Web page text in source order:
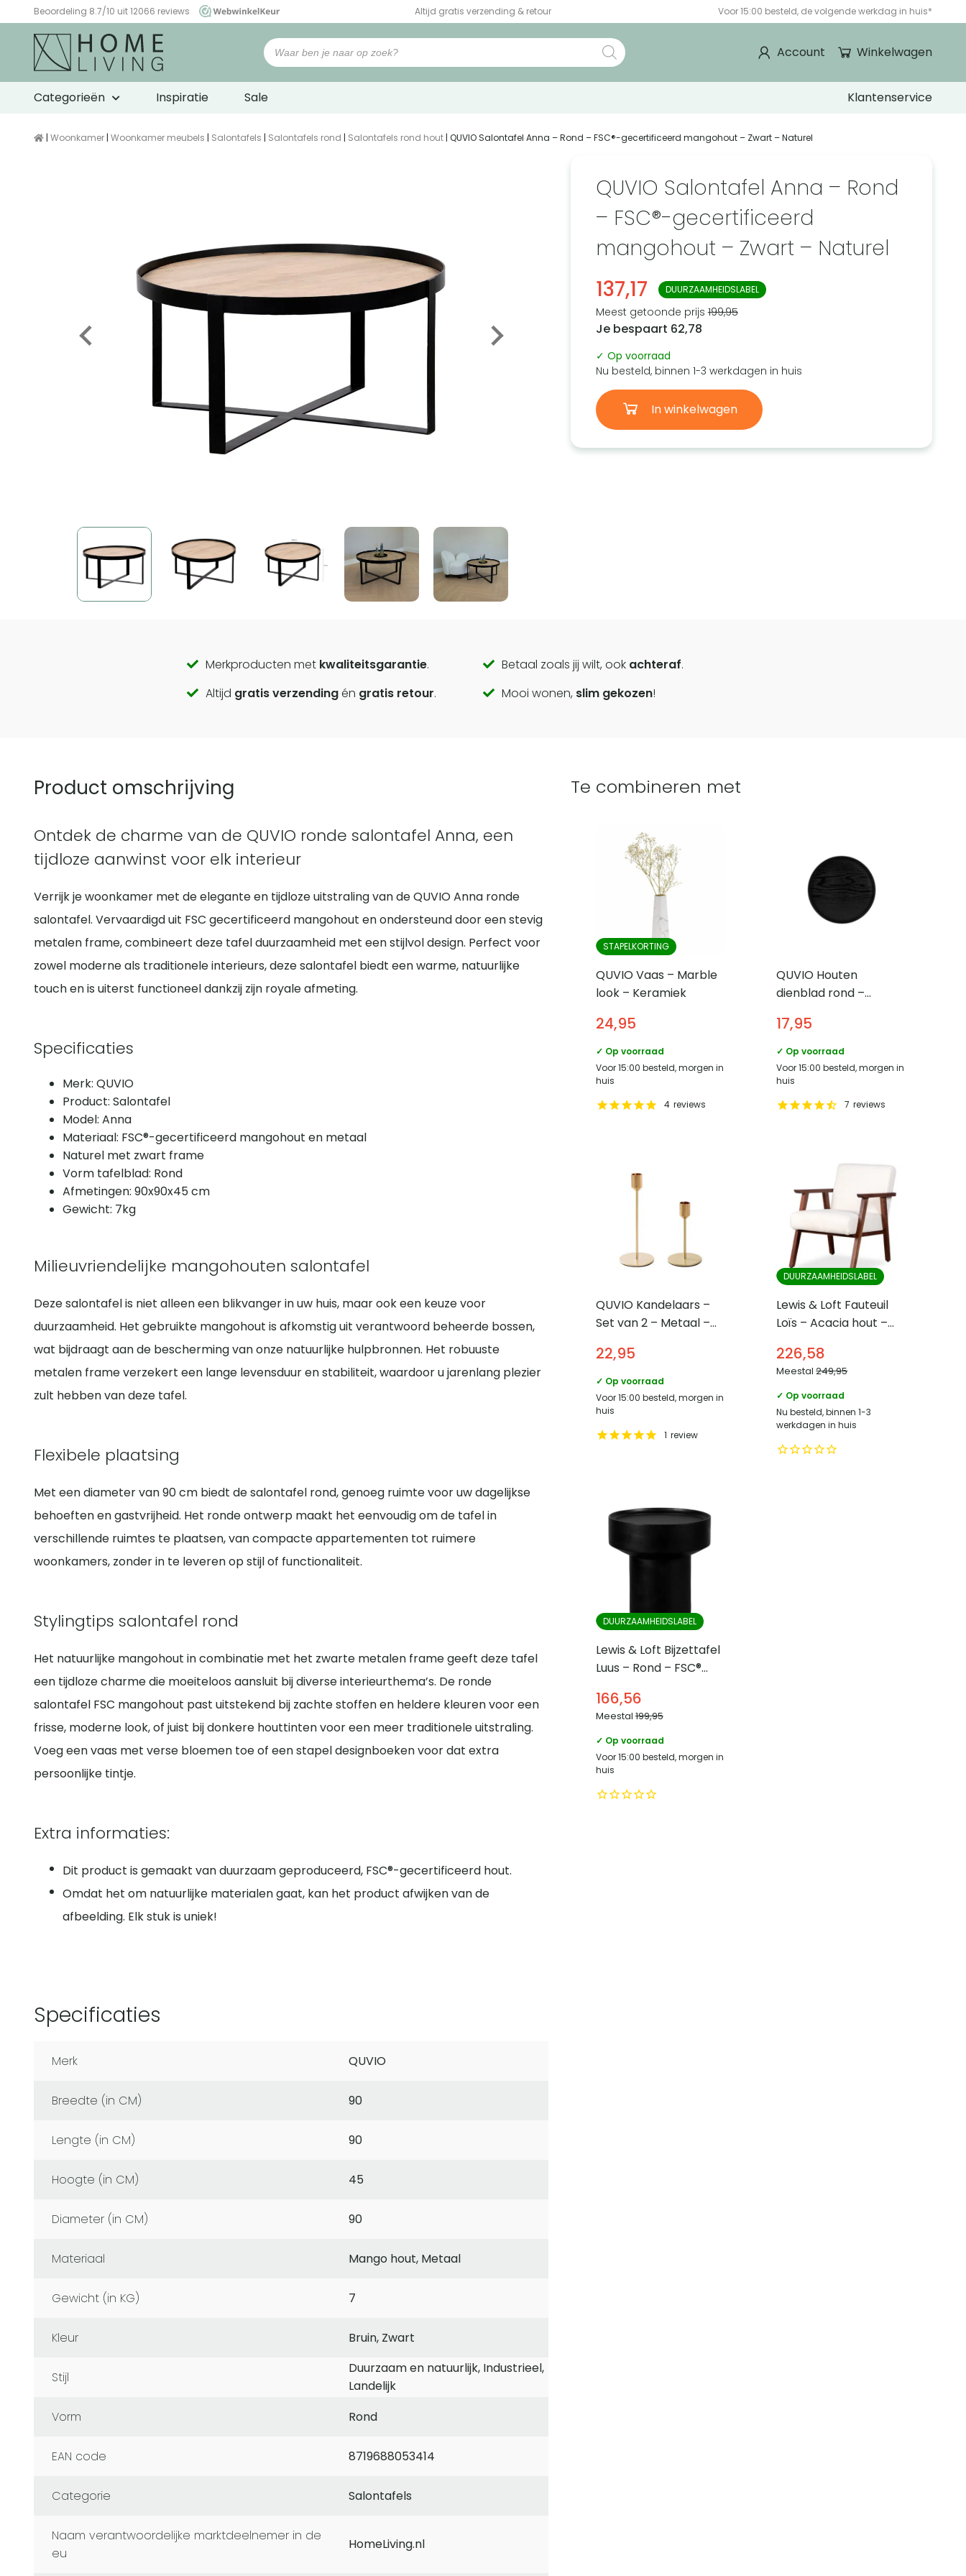
Beoordeling 8.7/10 uit 12066 reviews
WebwinkelKeur
Altijd gratis verzending & retour Voor 15:00 besteld, de volgende werkdag in huis*
Winkelwagen
Account
Categorieën Inspiratie Sale Klantenservice
| Woonkamer | Woonkamer meubels | Salontafels | Salontafels rond | Salontafels rond hout | QUVIO Salontafel Anna – Rond – FSC®-gecertificeerd mangohout – Zwart – Naturel
QUVIO Salontafel Anna – Rond
– FSC®-gecertificeerd
mangohout – Zwart – Naturel
137,17
DUURZAAMHEIDSLABEL
Meest getoonde prijs199,95
Je bespaart 62,78
✓ Op voorraad
Nu besteld, binnen 1-3 werkdagen in huis
In winkelwagen
Call
to
Merkproducten met kwaliteitsgarantie. Betaal zoals jij wilt, ook achteraf.
Altijd gratis verzendingén gratis retour. Mooi wonen, slim gekozen!
Product omschrijving
Ontdek de charme van de QUVIO ronde salontafel Anna, een
tijdloze aanwinst voor elk interieur
Verrijk je woonkamer met de elegante en tijdloze uitstraling van de QUVIO Anna ronde
salontafel. Vervaardigd uit FSC gecertificeerd mangohout en ondersteund door een stevig
metalen frame, combineert deze tafel duurzaamheid met een stijlvol design. Perfect voor
zowel moderne als traditionele interieurs, deze salontafel biedt een warme, natuurlijke
touch en is uiterst functioneel dankzij zijn royale afmeting.
Specificaties
Merk: QUVIO
Product: Salontafel
Model: Anna
Materiaal: FSC®-gecertificeerd mangohout en metaal
Naturel met zwart frame
Vorm tafelblad: Rond
Afmetingen: 90x90x45 cm
Gewicht: 7kg
Milieuvriendelijke mangohouten salontafel
Deze salontafel is niet alleen een blikvanger in uw huis, maar ook een keuze voor
duurzaamheid. Het gebruikte mangohout is afkomstig uit verantwoord beheerde bossen,
wat bijdraagt aan de bescherming van onze natuurlijke hulpbronnen. Het robuuste
metalen frame verzekert een lange levensduur en stabiliteit, waardoor u jarenlang plezier
zult hebben van deze tafel.
Flexibele plaatsing
Met een diameter van 90 cm biedt de salontafel rond, genoeg ruimte voor uw dagelijkse
behoeften en gastvrijheid. Het ronde ontwerp maakt het eenvoudig om de tafel in
verschillende ruimtes te plaatsen, van compacte appartementen tot ruimere
woonkamers, zonder in te leveren op stijl of functionaliteit.
Stylingtips salontafel rond
Het natuurlijke mangohout in combinatie met het zwarte metalen frame geeft deze tafel
een tijdloze charme die moeiteloos aansluit bij diverse interieurthema’s. De ronde
salontafel FSC mangohout past uitstekend bij zachte stoffen en heldere kleuren voor een
frisse, moderne look, of juist bij donkere houttinten voor een meer traditionele uitstraling.
Voeg een vaas met verse bloemen toe of een stapel designboeken voor dat extra
persoonlijke tintje.
Extra informaties:
Dit product is gemaakt van duurzaam geproduceerd, FSC®-gecertificeerd hout.
Omdat het om natuurlijke materialen gaat, kan het product afwijken van de
afbeelding. Elk stuk is uniek!
Specificaties
Merk QUVIO
Breedte (in CM) 90
Lengte (in CM) 90
Hoogte (in CM) 45
Diameter (in CM) 90
Materiaal Mango hout, Metaal
Gewicht (in KG) 7
Kleur Bruin, Zwart
Stijl
Duurzaam en natuurlijk, Industrieel,
Landelijk
Vorm
Rond
EAN code 8719688053414
Categorie Salontafels
naam verantwoordelijke marktdeelnemer in de
eu
HomeLiving.nl
Te combineren met
STAPELKORTING
QUVIO Vaas – Marble
look – Keramiek
24,95
✓ Op voorraad
Voor 15:00 besteld, morgen in
huis
4 reviews
QUVIO Houten
dienblad rond –
Zwart
17,95
✓ Op voorraad
Voor 15:00 besteld, morgen in
huis
7 reviews
QUVIO Kandelaars –
Set van 2 – Metaal –
22,95
✓ Op voorraad
Voor 15:00 besteld, morgen in
huis
1 review
DUURZAAMHEIDSLABEL
Lewis & Loft Fauteuil
Loïs – Acacia hout –
226,58
Meestal249,95
✓ Op voorraad
Nu besteld, binnen 1-3
werkdagen in huis
DUURZAAMHEIDSLABEL
Lewis & Loft Bijzettafel
Luus – Rond – FSC®
⌀50 – Zwart
166,56
Meestal199,95
✓ Op voorraad
Voor 15:00 besteld, morgen in
huis